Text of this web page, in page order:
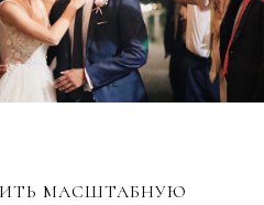
МАСШТАБНУЮ